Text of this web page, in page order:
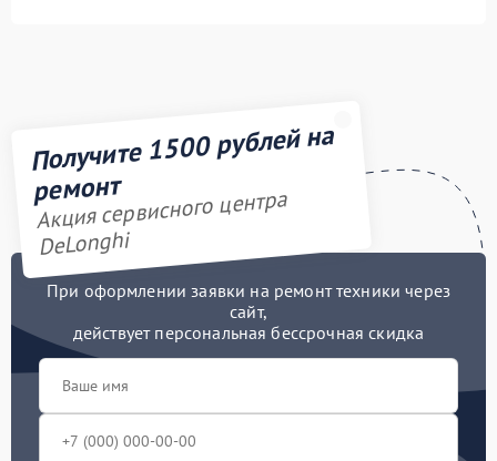
Получите 1500 рублей на
ремонт
Акция сервисного центра
DeLonghi
При оформлении заявки на ремонт техники через
сайт,
действует персональная бессрочная скидка